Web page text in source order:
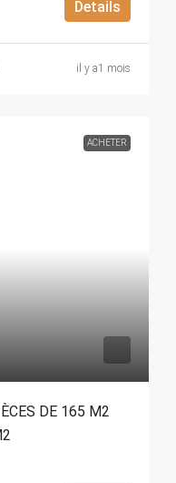
Details
il y a1 mois
ACHETER
DE 165 M2